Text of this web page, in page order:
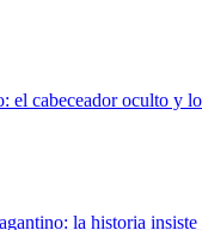
el cabeceador oculto y
la historia insiste